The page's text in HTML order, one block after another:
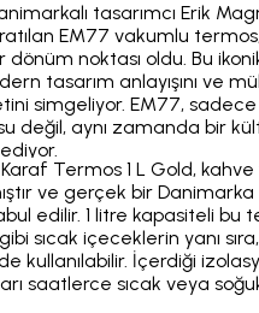
tasarımcı Erik
EM77 vakumlu
dönüm noktası oldu. Bu
tasarım anlayışını ve
simgeliyor. EM77,
değil, aynı zamanda bir
Termos 1 L Gold,
ve gerçek bir Danimarka
edilir. 1 litre kapasiteli bu
sıcak içeceklerin yanı
kullanılabilir. İçerdiği
saatlerce sıcak veya